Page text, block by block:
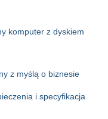
komputer z dyskiem
z myślą o biznesie
i specyfikacja